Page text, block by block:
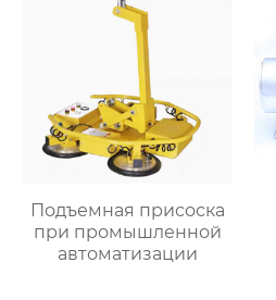
Подъемная присоска
при промышленной
автоматизации